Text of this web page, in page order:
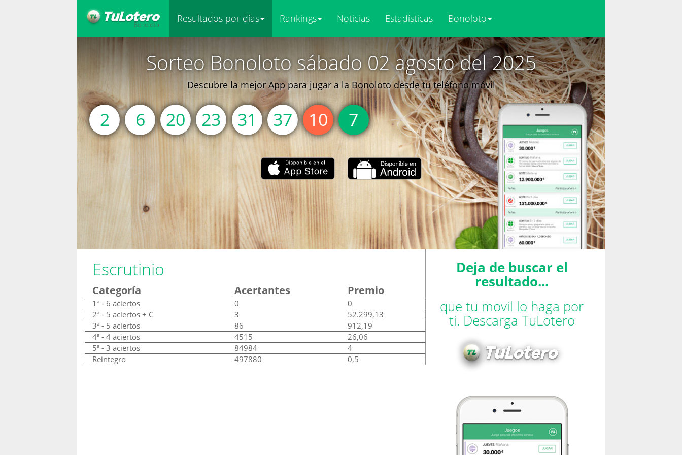
Resultados por días Rankings Noticias Estadísticas Bonoloto
Sorteo Bonoloto sábado 02 agosto del 2025
Descubre la mejor App para jugar a la Bonoloto desde tu teléfono móvil
2 6 20 23 31 37 10 7
Escrutinio
Categoría Acertantes Premio
1ª - 6 aciertos 0
0
2ª - 5 aciertos + C
3
52.299,13
3ª - 5 aciertos
86
912,19
4ª - 4 aciertos
4515
26,06
5ª - 3 aciertos
84984
4
Reintegro
497880 0,5
Deja de buscar el
resultado...
que tu movil lo haga por
ti. Descarga TuLotero